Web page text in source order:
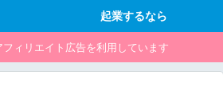
起業するなら
ィリエイト広告を利用しています